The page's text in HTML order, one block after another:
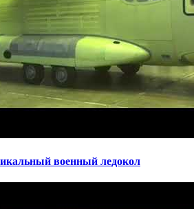
военный ледокол